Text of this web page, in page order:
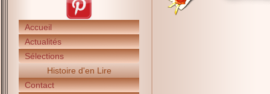
Accueil
Actualités
Sélections
Histoire d'en Lire
Contact